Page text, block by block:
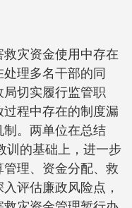
灾资金使用中存在
理多名干部的同
切实履行监管职
程中存在的制度漏
。两单位在总结
训的基础上，进一步
理、资金分配、救
评估廉政风险点，